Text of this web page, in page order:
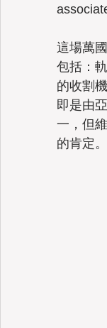
這場萬
包括：
的收割
即是由
一，但
的肯定。